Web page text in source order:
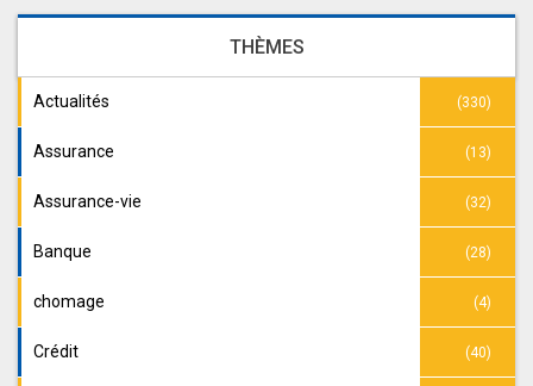
THÈMES
Actualités (330)
Assurance (13)
Assurance-vie (32)
Banque (28)
chomage (4)
Crédit (40)